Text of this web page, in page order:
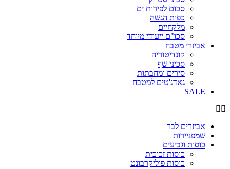
סכום לפירות ים
כפות הגשה
מלקחיים
סכו"ם ייעודי מיוחד
אביזרי מטבח
קונדיטוריה
סכיני שף
סירים ומחבתות
גאדג'טים למטבח
SALE
אביזרים לבר
שמפניירות
כוסות וגביעים
כוסות זכוכית
כוסות פוליקרבונט